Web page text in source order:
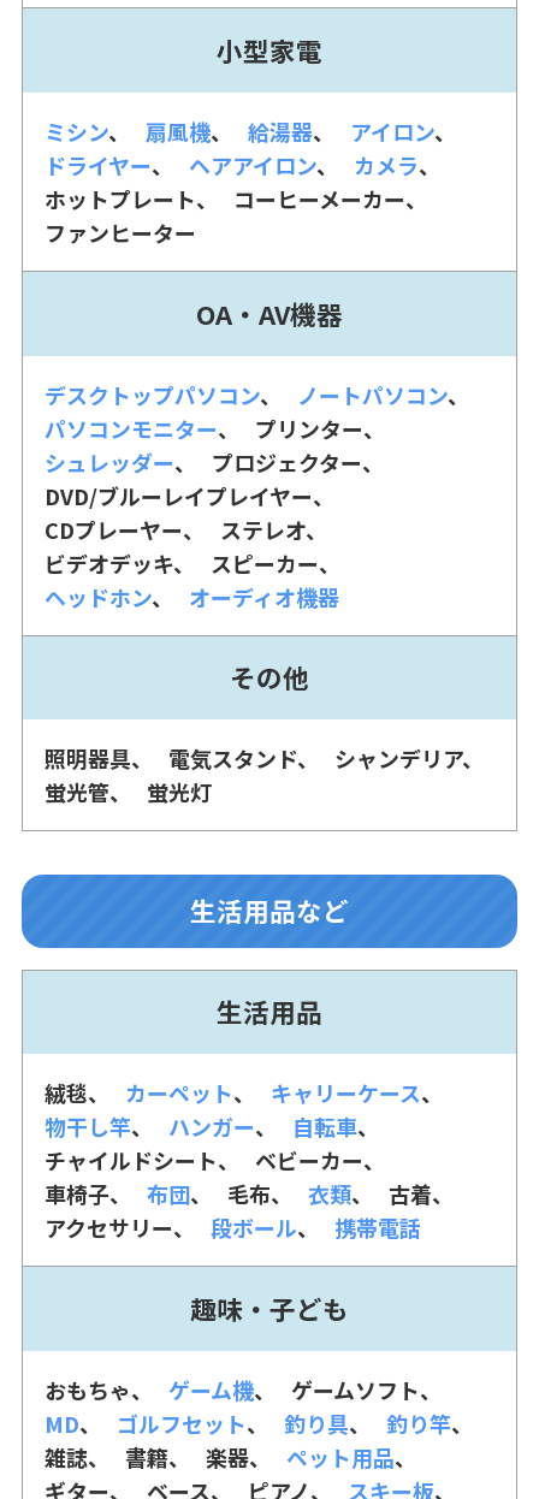
小型家電
ミシン 扇風機 給湯器
アイロン
ドライヤー
ヘアアイロン
カメラ
ホットプレート
コーヒーメーカー
ファンヒーター
OA・AV機器
デスクトップパソコン
ノートパソコン
パソコンモニター
プリンター
シュレッダー
プロジェクター
DVD/ブルーレイプレイヤー
CDプレーヤー
ステレオ
ビデオデッキ
スピーカー
ヘッドホン
オーディオ機器
その他
照明器具 電気スタンド
シャンデリア
蛍光管
蛍光灯
生活用品など
生活用品
絨毯 カーペット
キャリーケース
物干し竿
ハンガー
自転車
チャイルドシート
ベビーカー
車椅子
布団 毛布 衣類
古着
アクセサリー
段ボール 携帯電話
趣味・子ども
おもちゃ ゲーム機
ゲームソフト
MD
ゴルフセット 釣り具
釣り竿
雑誌
書籍 楽器
ペット用品
ギター
ベース ピアノ スキー板